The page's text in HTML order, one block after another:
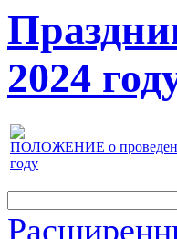
2024
ПОЛОЖЕНИЕ о проведении
году